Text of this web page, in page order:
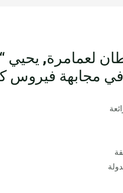
لعمامرة, يحيي
في مجابهة فيروس